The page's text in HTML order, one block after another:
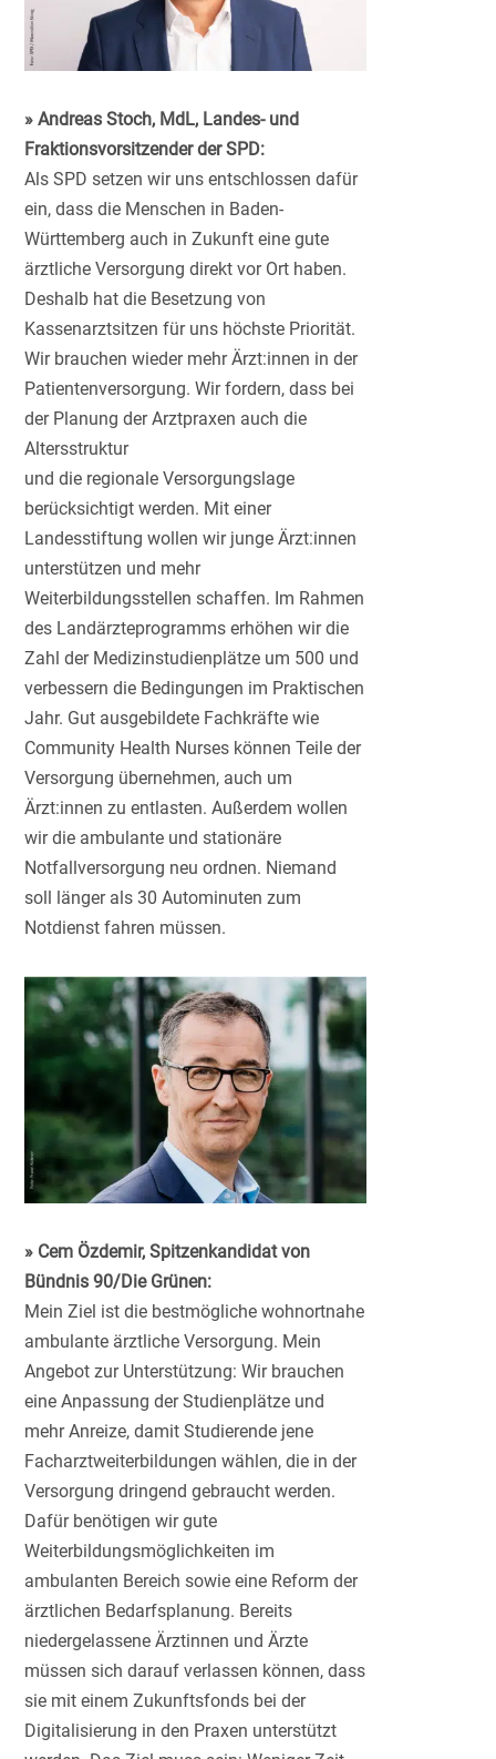
» Andreas Stoch, MdL, Landes- und
Fraktionsvorsitzender der SPD:
Als SPD setzen wir uns entschlossen dafür
ein, dass die Menschen in Baden-
Württemberg auch in Zukunft eine gute
ärztliche Versorgung direkt vor Ort haben.
Deshalb hat die Besetzung von
Kassenarztsitzen für uns höchste Priorität.
Wir brauchen wieder mehr Ärzt:innen in der
Patientenversorgung. Wir fordern, dass bei
der Planung der Arztpraxen auch die
Altersstruktur
und die regionale Versorgungslage
berücksichtigt werden. Mit einer
Landesstiftung wollen wir junge Ärzt:innen
unterstützen und mehr
Weiterbildungsstellen schaffen. Im Rahmen
des Landärzteprogramms erhöhen wir die
Zahl der Medizinstudienplätze um 500 und
verbessern die Bedingungen im Praktischen
Jahr. Gut ausgebildete Fachkräfte wie
Community Health Nurses können Teile der
Versorgung übernehmen, auch um
Ärzt:innen zu entlasten. Außerdem wollen
wir die ambulante und stationäre
Notfallversorgung neu ordnen. Niemand
soll länger als 30 Autominuten zum
Notdienst fahren müssen.
» Cem Özdemir, Spitzenkandidat von
Bündnis 90/Die Grünen:
Mein Ziel ist die bestmögliche wohnortnahe
ambulante ärztliche Versorgung. Mein
Angebot zur Unterstützung: Wir brauchen
eine Anpassung der Studienplätze und
mehr Anreize, damit Studierende jene
Facharztweiterbildungen wählen, die in der
Versorgung dringend gebraucht werden.
Dafür benötigen wir gute
Weiterbildungsmöglichkeiten im
ambulanten Bereich sowie eine Reform der
ärztlichen Bedarfsplanung. Bereits
niedergelassene Ärztinnen und Ärzte
müssen sich darauf verlassen können, dass
sie mit einem Zukunftsfonds bei der
Digitalisierung in den Praxen unterstützt